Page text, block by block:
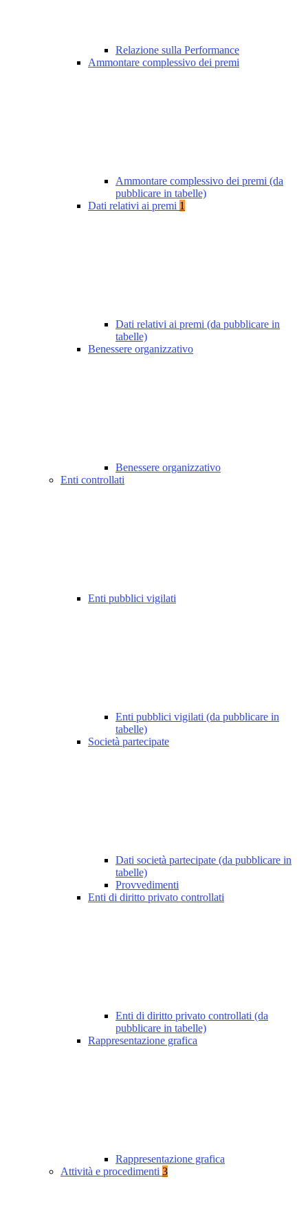
Relazione sulla Performance
Ammontare complessivo dei premi
Ammontare complessivo dei premi (da
pubblicare in tabelle)
Dati relativi ai premi 1
Dati relativi ai premi (da pubblicare in
tabelle)
Benessere organizzativo
Benessere organizzativo
Enti controllati
Enti pubblici vigilati
Enti pubblici vigilati (da pubblicare in
tabelle)
Società partecipate
Dati società partecipate (da pubblicare in
tabelle)
Provvedimenti
Enti di diritto privato controllati
Enti di diritto privato controllati (da
pubblicare in tabelle)
Rappresentazione grafica
Rappresentazione grafica
Attività e procedimenti 3